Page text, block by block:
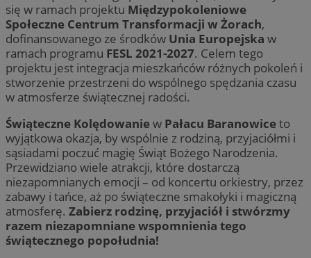
się w ramach projektu Międzypokoleniowe
Społeczne Centrum Transformacji w Żorach,
dofinansowanego ze środków Unia Europejska w
ramach programu FESL 2021-2027. Celem tego
projektu jest integracja mieszkańców różnych pokoleń i
stworzenie przestrzeni do wspólnego spędzania czasu
w atmosferze świątecznej radości.
Świąteczne Kolędowaniew Pałacu Baranowiceto
wyjątkowa okazja, by wspólnie z rodziną, przyjaciółmi i
sąsiadami poczuć magię Świąt Bożego Narodzenia.
Przewidziano wiele atrakcji, które dostarczą
niezapomnianych emocji – od koncertu orkiestry, przez
zabawy i tańce, aż po świąteczne smakołyki i magiczną
atmosferę. Zabierz rodzinę, przyjaciół i stwórzmy
razem niezapomniane wspomnienia tego
świątecznego popołudnia!